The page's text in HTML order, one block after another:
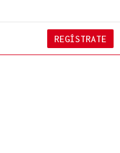
REGÍSTRATE